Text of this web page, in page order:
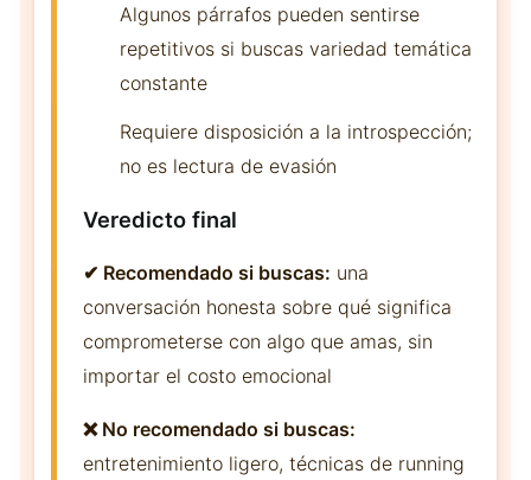
Algunos párrafos pueden sentirse
repetitivos si buscas variedad temática
constante
Requiere disposición a la introspección;
no es lectura de evasión
Veredicto final
✔ Recomendado si buscas: una
conversación honesta sobre qué significa
comprometerse con algo que amas, sin
importar el costo emocional
❌ No recomendado si buscas:
entretenimiento ligero, técnicas de running